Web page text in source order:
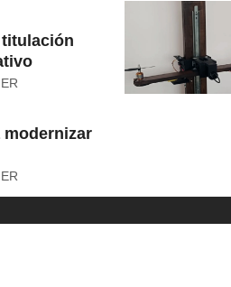
titulación
modernizar